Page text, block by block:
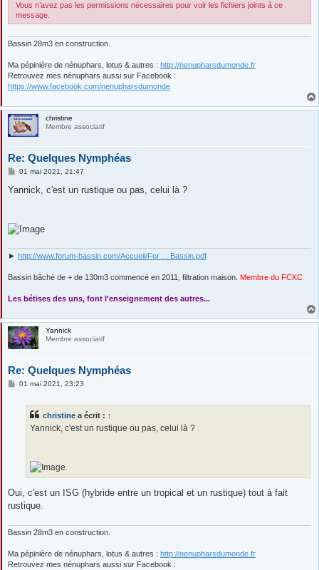
Vous n’avez pas les permissions nécessaires pour voir les fichiers joints à ce
message.
Bassin 28m3 en construction.
Ma pépinière de nénuphars, lotus & autres : http://nenupharsdumonde.fr
Retrouvez mes nénuphars aussi sur Facebook :
https://www.facebook.com/nenupharsdumonde
christine
Membre associatif
Re: Quelques Nymphéas
M
s
e
01 mai 2021, 21:47
Yannick, c'est un rustique ou pas, celui là ?
► http://www.forum-bassin.com/Accueil/For ... Bassin.pdf
Bassin bâché de + de 130m3 commencé en 2011, filtration maison. Membre du FCKC
Les bétises des uns, font l'enseignement des autres...
Yannick
Membre associatif
Re: Quelques Nymphéas
M01 mai 2021, 23:23
christine a écrit : ↑
Yannick, c'est un rustique ou pas, celui là ?
Oui, c'est un ISG (hybride entre un tropical et un rustique) tout à fait
rustique.
Bassin 28m3 en construction.
Ma pépinière de nénuphars, lotus & autres : http://nenupharsdumonde.fr
Retrouvez mes nénuphars aussi sur Facebook :